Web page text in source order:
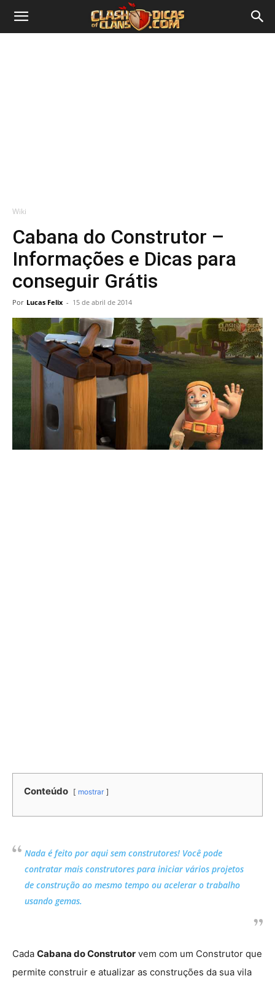
Wiki
Cabana do Construtor –
Informações e Dicas para
conseguir Grátis
Por Lucas Felix - 15 de abril de 2014
Conteúdo mostrar
Nada é feito por aqui sem construtores! Você pode
contratar mais construtores para iniciar vários projetos
de construção ao mesmo tempo ou acelerar o trabalho
usando gemas.
Cada Cabana do Construtor vem com um Construtor que
permite construir e atualizar as construções da sua vila